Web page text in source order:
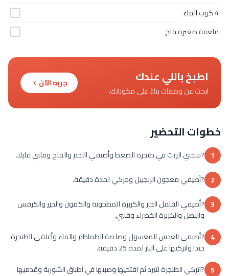
4 كوب
الماء
ملعقة صغيرةملح
اطبخ باللي عندك
ابحث عن وصفات بناءً على مكوناتك.
جربه الآن
خطوات التحضير
1 ?سخني الزيت في طنجرة الضغط وأضيفي اللحم والملح وقلبي قليلا.
2 ?أضيفي معجون الزنجبيل وحركي لمدة دقيقة.
3 ?أضيفي الفلفل الحار والكزبرة المطحونة والكمون والجزر والكرفس
والبصل والكزبرة الخضراء وقلبي.
4 ?أضيفي العدس المغسول وصلصة الطماطم والماء وأغلقي الطنجرة
جيدا واتركيها على النار لمدة 25 دقيقة.
5 ?اتركي الطنجرة لتبرد ثم افتحيها وصبيها في أطباق الشوربة وقدميها